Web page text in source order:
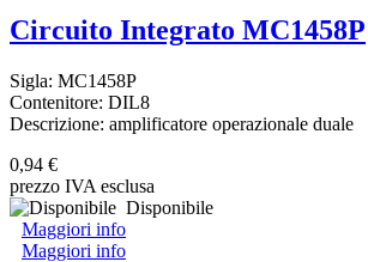
Circuito Integrato MC1458P
Sigla: MC1458P
Contenitore: DIL8
Descrizione: amplificatore operazionale duale
0,94 €
prezzo IVA esclusa
Disponibile
Maggiori info
Maggiori info